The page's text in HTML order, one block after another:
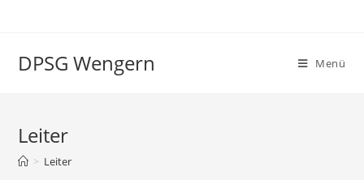
DPSG Wengern Menü
Leiter
> Leiter